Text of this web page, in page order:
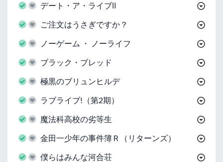
デート・ア・ライブⅡ
ご注文はうさぎですか？
ノーゲーム ・ ノーライフ
ブラック・ブレッド
極黒のブリュンヒルデ
ラブライブ!（第2期）
魔法科高校の劣等生
金田一少年の事件簿Ｒ（リターンズ）
僕らはみんな河合荘